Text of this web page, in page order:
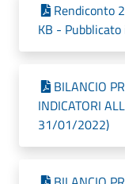
Rendiconto
KB -
BILANCIO
INDICATORI
31/01/2022)